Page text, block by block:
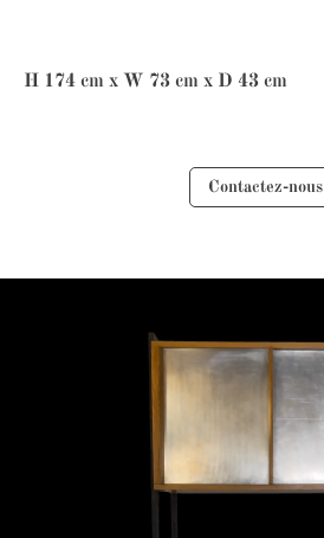
H 174 cm x W 73 cm x D 43 cm
Contactez-nous